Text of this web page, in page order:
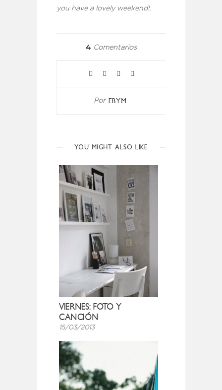
you have a lovely weekend!.
4 Comentarios
Por EBYM
YOU MIGHT ALSO LIKE
VIERNES: FOTO Y
CANCIÓN
15/03/2013